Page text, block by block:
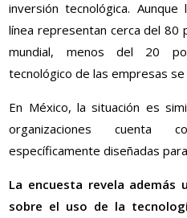
inversión tecnológica.
línea representan cerca del 80
mundial, menos del 20
tecnológico de las empresas
En México, la situación es
organizaciones cuenta
específicamente diseñadas
La encuesta revela además
sobre el uso de la